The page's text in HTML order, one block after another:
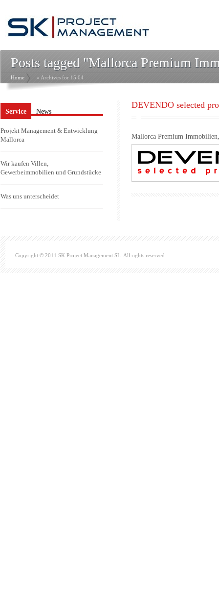
Posts tagged "Mallorca Premium
Home » Archives for 15:04
DEVENDO selected
Mallorca Premium
Service News
Projekt Management & Entwicklung
Mallorca
Wir kaufen Villen,
Gewerbeimmobilien und Grundstücke
Was uns unterscheidet
Copyright © 2011 SK Project Management SL. All rights reserved